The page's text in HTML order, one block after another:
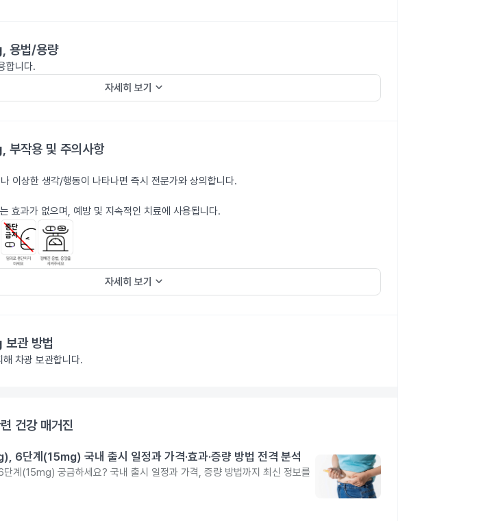
, 용법/용량
합니다.
자세히 보기 keyboard_arrow_down
, 부작용 및 주의사항
이상한 생각/행동이 나타나면 즉시 전문가와 상의합니다.
효과가 없으며, 예방 및 지속적인 치료에 사용됩니다.
자세히 보기 keyboard_arrow_down
보관 방법
차광 보관합니다.
건강 매거진
6단계(15mg) 국내 출시 일정과 가격·효과·증량 방법 전격 분석
계(15mg) 궁금하세요? 국내 출시 일정과 가격, 증량 방법까지 최신 정보를